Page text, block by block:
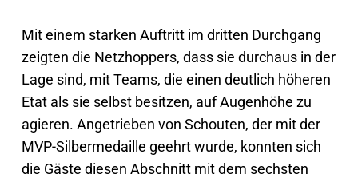
Mit einem starken Auftritt im dritten Durchgang
zeigten die Netzhoppers, dass sie durchaus in der
Lage sind, mit Teams, die einen deutlich höheren
Etat als sie selbst besitzen, auf Augenhöhe zu
agieren. Angetrieben von Schouten, der mit der
MVP-Silbermedaille geehrt wurde, konnten sich
die Gäste diesen Abschnitt mit dem sechsten